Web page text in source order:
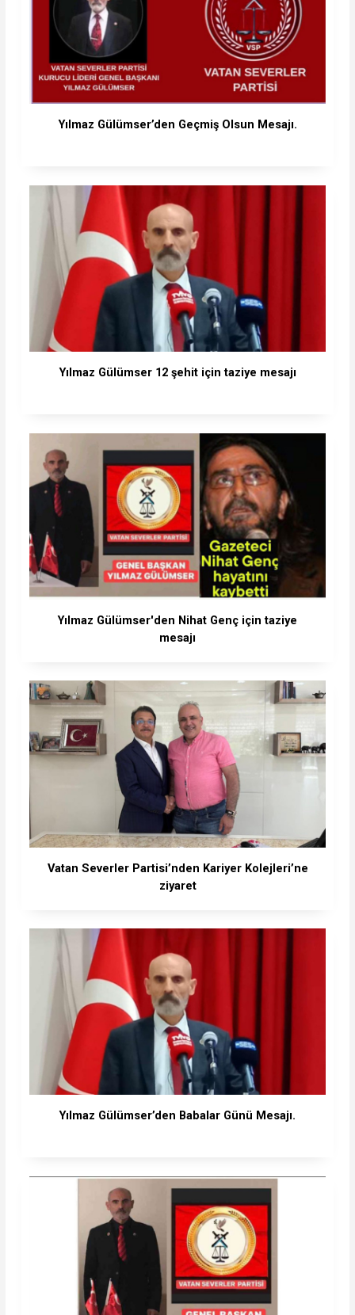
Yılmaz Gülümser’den Geçmiş Olsun Mesajı.
Yılmaz Gülümser 12 şehit için taziye mesajı
Yılmaz Gülümser'den Nihat Genç için taziye
mesajı
Vatan Severler Partisi’nden Kariyer Kolejleri’ne
ziyaret
Yılmaz Gülümser’den Babalar Günü Mesajı.